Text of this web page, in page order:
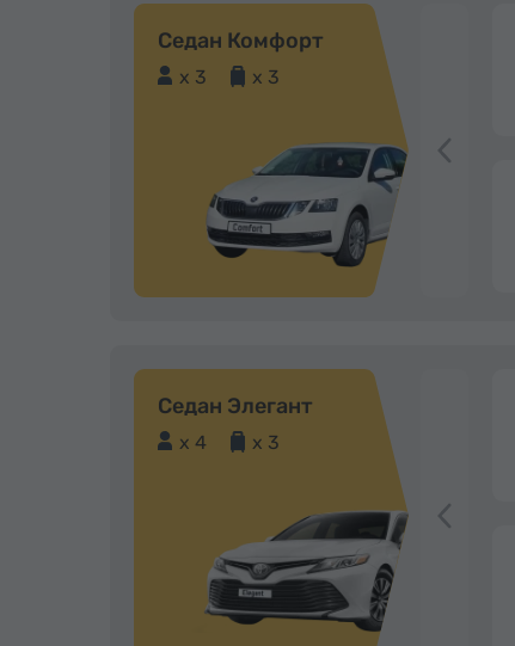
Седан Комфорт
x 3 x 3
Седан Элегант
x 4 x 3